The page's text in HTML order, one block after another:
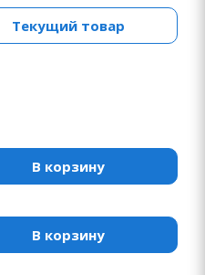
Текущий товар
В корзину
В корзину